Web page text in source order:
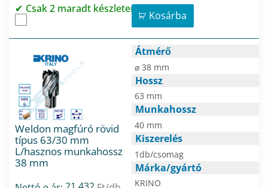
Csak 2 maradt készleten
Kosárba
Weldon magfúró rövid
típus 63/30 mm
L/hasznos munkahossz
38 mm
Átmérő
⌀ 38 mm
Hossz
63 mm
Munkahossz
40 mm
Kiszerelés
1db/csomag
Márka/gyártó
KRINO